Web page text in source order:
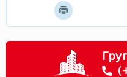
Мцхета - Мтианети
Самцхе - Джавахети